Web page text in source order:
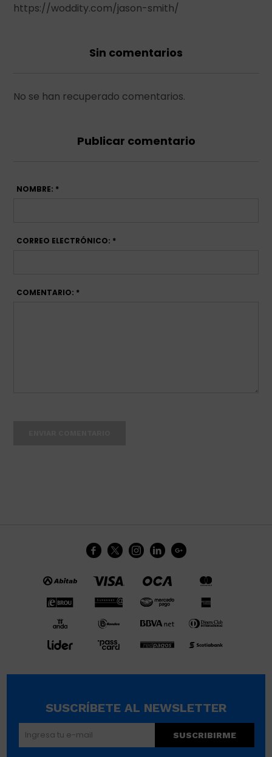
https://woddity.com/jason-smith/
Sin comentarios
No se han recuperado comentarios.
Publicar comentario
NOMBRE: *
CORREO ELECTRÓNICO: *
COMENTARIO: *
    
SUSCRÍBETE AL NEWSLETTER
SUSCRIBIRME